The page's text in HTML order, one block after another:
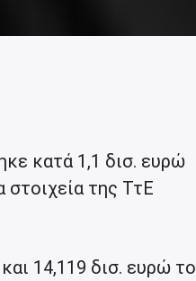
κατά 1,1 δισ. ευρώ
της ΤτΕ
14,119 δισ. ευρώ το